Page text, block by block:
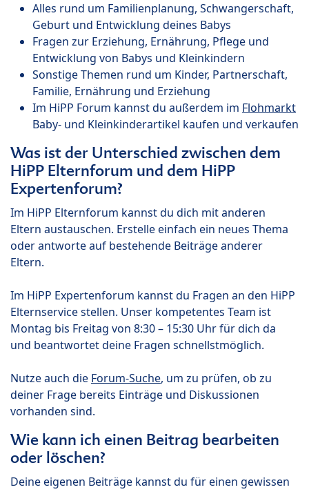
Alles rund um Familienplanung, Schwangerschaft,
Geburt und Entwicklung deines Babys
Fragen zur Erziehung, Ernährung, Pflege und
Entwicklung von Babys und Kleinkindern
Sonstige Themen rund um Kinder, Partnerschaft,
Familie, Ernährung und Erziehung
Im HiPP Forum kannst du außerdem im Flohmarkt
Baby- und Kleinkinderartikel kaufen und verkaufen
Was ist der Unterschied zwischen dem
HiPP Elternforum und dem HiPP
Expertenforum?
Im HiPP Elternforum kannst du dich mit anderen
Eltern austauschen. Erstelle einfach ein neues Thema
oder antworte auf bestehende Beiträge anderer
Eltern.
Im HiPP Expertenforum kannst du Fragen an den HiPP
Elternservice stellen. Unser kompetentes Team ist
Montag bis Freitag von 8:30 – 15:30 Uhr für dich da
und beantwortet deine Fragen schnellstmöglich.
Nutze auch die Forum-Suche, um zu prüfen, ob zu
deiner Frage bereits Einträge und Diskussionen
vorhanden sind.
Wie kann ich einen Beitrag bearbeiten
oder löschen?
Deine eigenen Beiträge kannst du für einen gewissen